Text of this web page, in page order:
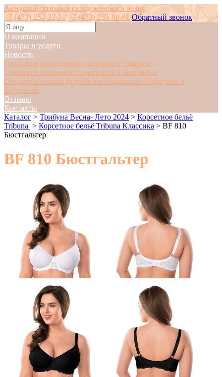
Аннушка, оптовый склад женского белья
+7 (473) 253-33-31 +7 (473) 255-80-68 Обратный звонок
О компании
Товары и услуги
Новости
Открытие фирменного магазина в Тамбове
Открытие фирменного магазина в Воронеже
Открытие нового фирменного магазина «Трибуна» в
Воронеже
Отзывы
Контакты
Каталог > Трибуна Весна- Лето 2024 > Корсетное бельё
Tribuna > Корсетное бельё Tribuna Классика > BF 810
Бюстгальтер
BF 810 Бюстгальтер